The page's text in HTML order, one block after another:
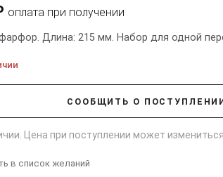
оплата при получении
Длина: 215 мм. Набор для одной
СООБЩИТЬ О
Цена при поступлении может
в список желаний